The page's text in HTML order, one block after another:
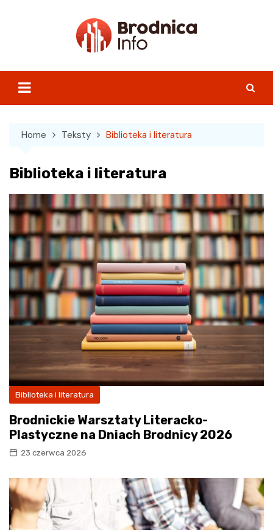
Home Teksty Biblioteka i literatura
Biblioteka i literatura
Biblioteka i literatura
Brodnickie Warsztaty Literacko-
Plastyczne na Dniach Brodnicy 2026
23 czerwca 2026